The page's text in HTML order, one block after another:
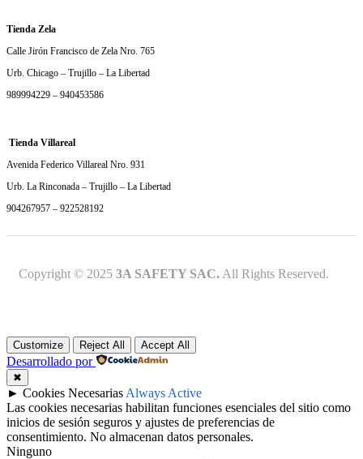
Tienda Zela
Calle Jirón Francisco de Zela Nro. 765
Urb. Chicago – Trujillo – La Libertad
989994229 – 940453586
Tienda Villareal
Avenida Federico Villareal Nro. 931
Urb. La Rinconada – Trujillo – La Libertad
904267957 – 922528192
Copyright © 2025 3A SAFETY SAC. All Rights Reserved.
Customize Reject All Accept All
Desarrollado por
✖
► Cookies Necesarias Always Active
Las cookies necesarias habilitan funciones esenciales del sitio como
inicios de sesión seguros y ajustes de preferencias de
consentimiento. No almacenan datos personales.
Ninguno